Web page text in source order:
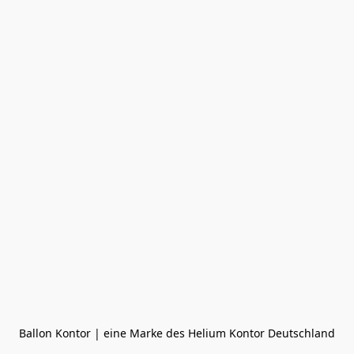
Ballon Kontor | eine Marke des Helium Kontor Deutschland